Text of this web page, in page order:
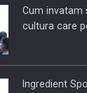
Cum invatam
cultura care
Ingredient